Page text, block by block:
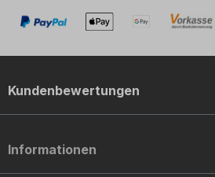
Kundenbewertungen
Informationen